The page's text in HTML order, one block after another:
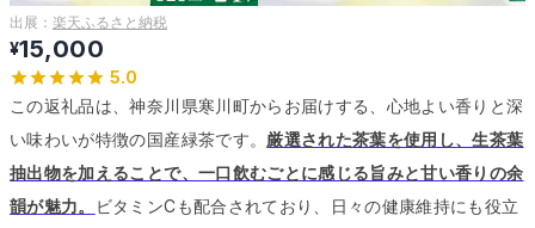
出展： 楽天ふるさと納税
¥15,000
5.0
この返礼品は、神奈川県寒川町からお届けする、心地よい香りと深
い味わいが特徴の国産緑茶です。 厳選された茶葉を使用し、生茶葉
抽出物を加えることで、一口飲むごとに感じる旨みと甘い香りの余
韻が魅力。
ビタミンCも配合されており、日々の健康維持にも役立